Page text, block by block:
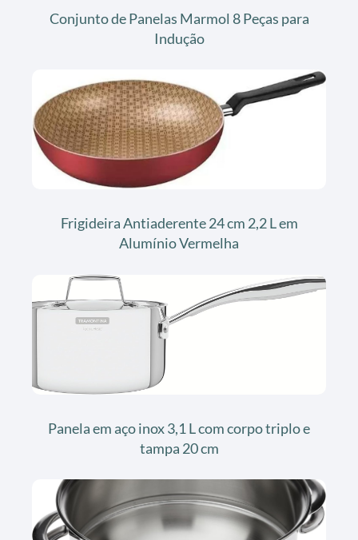
Conjunto de Panelas Marmol 8 Peças para
Indução
Frigideira Antiaderente 24 cm 2,2 L em
Alumínio Vermelha
Panela em aço inox 3,1 L com corpo triplo e
tampa 20 cm